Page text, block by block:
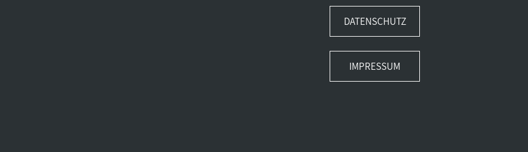
DATENSCHUTZ
IMPRESSUM